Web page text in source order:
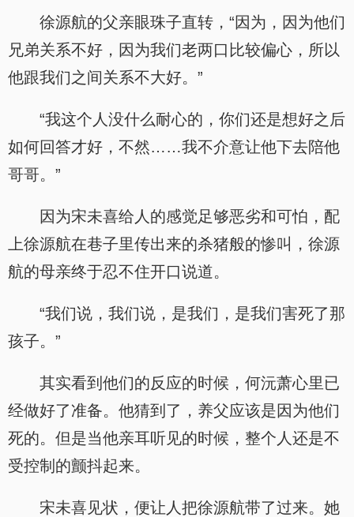
徐源航的父亲眼珠子直转，“因为，因为他们
兄弟关系不好，因为我们老两口比较偏心，所以
他跟我们之间关系不大好。”
“我这个人没什么耐心的，你们还是想好之后
如何回答才好，不然……我不介意让他下去陪他
哥哥。”
因为宋未喜给人的感觉足够恶劣和可怕，配
上徐源航在巷子里传出来的杀猪般的惨叫，徐源
航的母亲终于忍不住开口说道。
“我们说，我们说，是我们，是我们害死了那
孩子。”
其实看到他们的反应的时候，何沅萧心里已
经做好了准备。他猜到了，养父应该是因为他们
死的。但是当他亲耳听见的时候，整个人还是不
受控制的颤抖起来。
宋未喜见状，便让人把徐源航带了过来。她